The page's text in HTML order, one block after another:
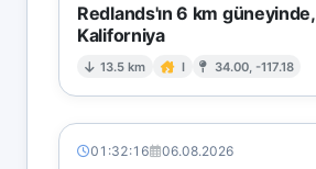
Redlands'ın 6 km güneyinde,
Kaliforniya
13.5 km I 34.00, -117.18
01:32:16 06.08.2026